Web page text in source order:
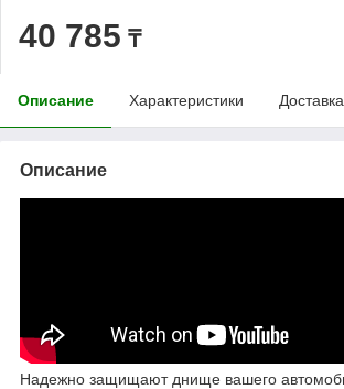
40 785 ₸
Описание Характеристики Доставка
Описание
Надежно защищают днище вашего